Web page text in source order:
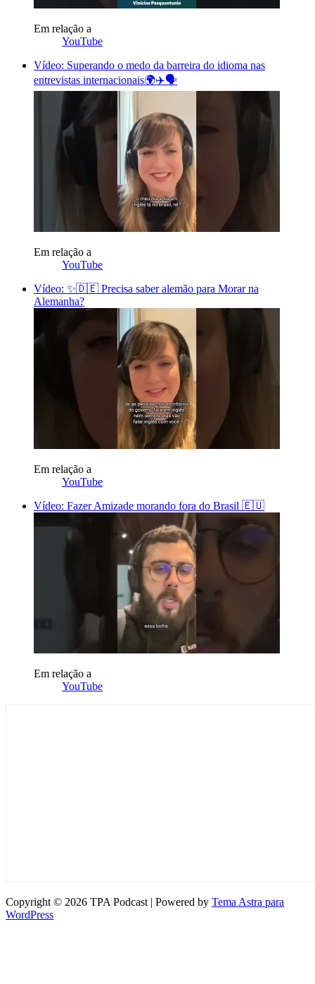
Em relação a
YouTube
Vídeo: Superando o medo da barreira do idioma nas
entrevistas internacionais🌍✈️🗣️
Em relação a
YouTube
Vídeo: ✨🇩🇪 Precisa saber alemão para Morar na
Alemanha?
Em relação a
YouTube
Vídeo: Fazer Amizade morando fora do Brasil 🇪🇺
Em relação a
YouTube
Copyright © 2026 TPA Podcast | Powered by Tema Astra para
WordPress